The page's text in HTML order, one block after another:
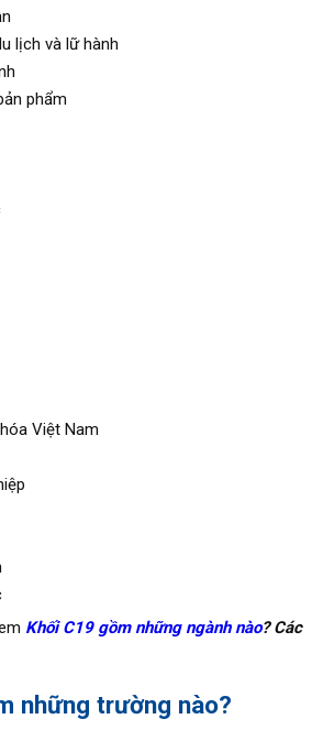
lịch và lữ hành
phẩm
Việt Nam
Khối C19 gồm những ngành nào? Các
những trường nào?